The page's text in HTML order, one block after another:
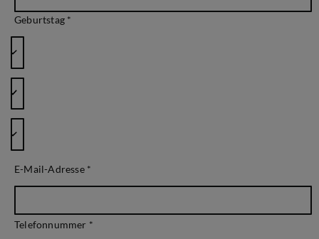
Geburtstag *
E-Mail-Adresse *
Telefonnummer *